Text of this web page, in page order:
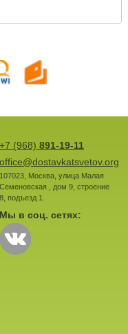
+7 (968) 891-19-11
office@dostavkatsvetov.org
107023, Москва, улица Малая
Семеновская , дом 9, строение
8, подъезд 1
Мы в соц. сетях: